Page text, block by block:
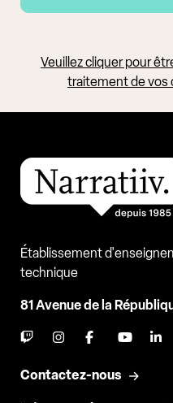
Veuillez cliquer pour
traitement de vos
Établissement
technique
81 Avenue de la
Contactez-nous